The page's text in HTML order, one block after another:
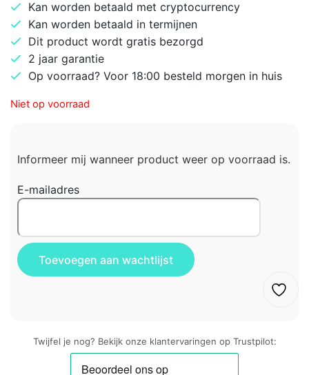
Kan worden betaald met cryptocurrency
Kan worden betaald in termijnen
Dit product wordt gratis bezorgd
2 jaar garantie
Op voorraad? Voor 18:00 besteld morgen in huis
Niet op voorraad
Informeer mij wanneer product weer op voorraad is.
E-mailadres
Twijfel je nog? Bekijk onze klantervaringen op Trustpilot: